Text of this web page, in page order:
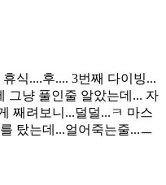
식....후.... 3번째 다이빙...
그냥 풀인줄 알았는데... 자
째려보니...덜덜...ㅋ 마스
탔는데...얼어죽는줄...ㅡ